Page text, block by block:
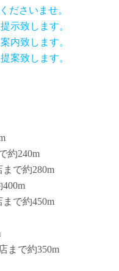
ださいませ。
示致します。
内致します。
案致します。
約240m
で約280m
で約450m
まで約350m